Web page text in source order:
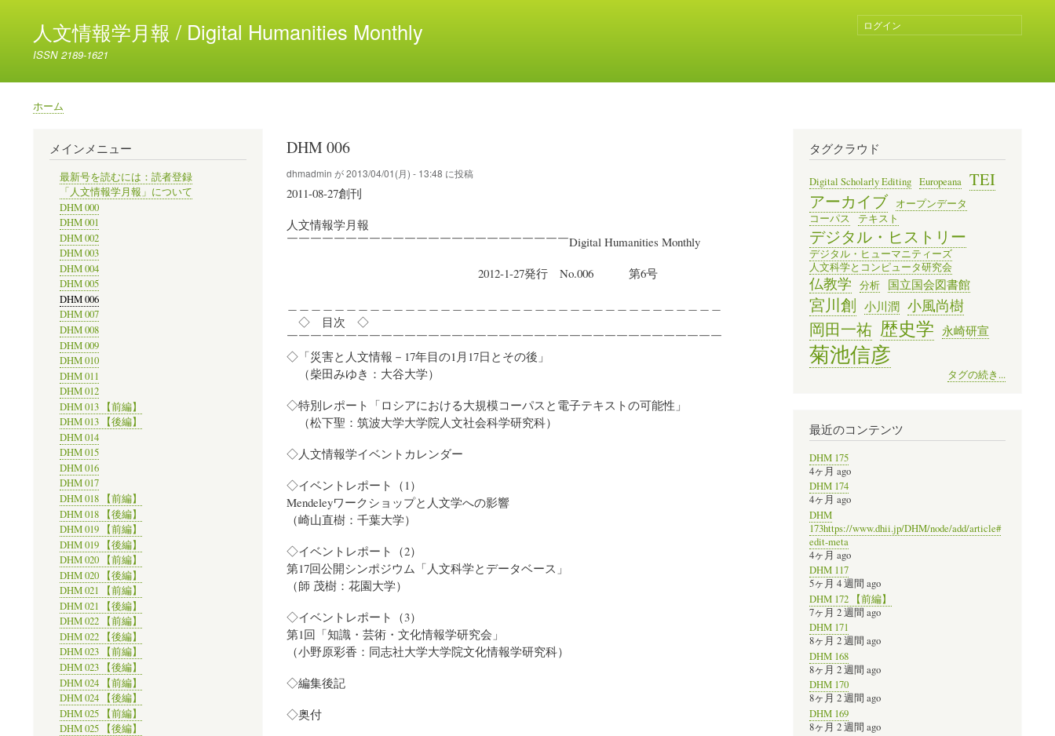
人文情報学月報 / Digital Humanities Monthly
ISSN 2189-1621
ユ
ー
ン
ト
メ
ニ
ュ
ー
ログイン
パ
ホーム
DHM 006
dhmadmin が2013/04/01(月) - 13:48 に投稿
2011-08-27創刊
人文情報学月報
￣￣￣￣￣￣￣￣￣￣￣￣￣￣￣￣￣￣￣￣￣￣￣￣Digital Humanities Monthly
2012-1-27発行 No.006 第6号
◇ 目次 ◇
￣￣￣￣￣￣￣￣￣￣￣￣￣￣￣￣￣￣￣￣￣￣￣￣￣￣￣￣￣￣￣￣￣￣￣￣￣
◇「災害と人文情報－17年目の1月17日とその後」
（柴田みゆき：大谷大学）
◇特別レポート「ロシアにおける大規模コーパスと電子テキストの可能性」
（松下聖：筑波大学大学院人文社会科学研究科）
◇人文情報学イベントカレンダー
◇イベントレポート（1）
Mendeleyワークショップと人文学への影響
（崎山直樹：千葉大学）
◇イベントレポート（2）
第17回公開シンポジウム「人文科学とデータベース」
（師 茂樹：花園大学）
◇イベントレポート（3）
第1回「知識・芸術・文化情報学研究会」
（小野原彩香：同志社大学大学院文化情報学研究科）
◇編集後記
◇奥付
メインメニュー
最新号を読むには：読者登録
「人文情報学月報」について
DHM 000
DHM 001
DHM 002
DHM 003
DHM 004
DHM 005
DHM 006
DHM 007
DHM 008
DHM 009
DHM 010
DHM 011
DHM 012
DHM 013 【前編】
DHM 013 【後編】
DHM 014
DHM 015
DHM 016
DHM 017
DHM 018 【前編】
DHM 018 【後編】
DHM 019 【前編】
DHM 019 【後編】
DHM 020 【前編】
DHM 020 【後編】
DHM 021 【前編】
DHM 021 【後編】
DHM 022 【前編】
DHM 022 【後編】
DHM 023 【前編】
DHM 023 【後編】
DHM 024 【前編】
DHM 024 【後編】
DHM 025 【前編】
DHM 025 【後編】
タグクラウド
Digital Scholarly Editing Europeana
TEI
アーカイブ
オープンデータ
コーパス
テキスト
デジタル・ヒストリー
デジタル・ヒューマニティーズ
人文科学とコンピュータ研究会
仏教学 分析 国立国会図書館
宮川創 小川潤 小風尚樹
岡田一祐 歴史学 永崎研宣
菊池信彦
タグの続き...
最近のコンテンツ
DHM 175
4ヶ月 ago
DHM 174
4ヶ月 ago
DHM
173https://www.dhii.jp/DHM/node/add/article#
edit-meta
4ヶ月 ago
DHM 117
5ヶ月 4 週間 ago
DHM 172 【前編】
7ヶ月 2 週間 ago
DHM 171
8ヶ月 2 週間 ago
DHM 168
8ヶ月 2 週間 ago
DHM 170
8ヶ月 2 週間 ago
DHM 169
8ヶ月 2 週間 ago